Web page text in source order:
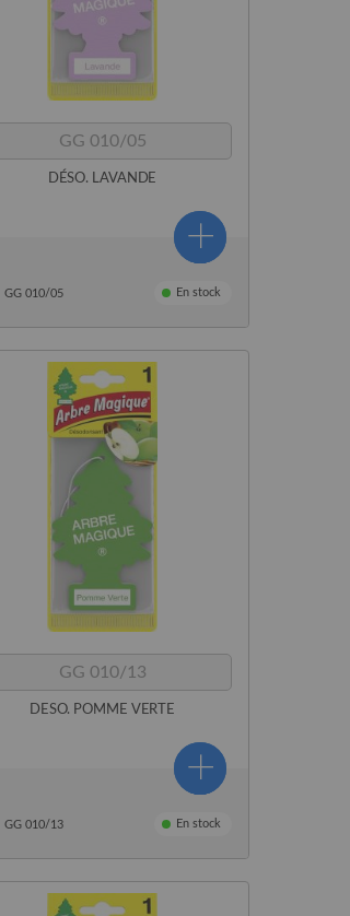
GG 010/05
DÉSO. LAVANDE
GG 010/05 En stock
GG 010/13
DESO. POMME VERTE
GG 010/13 En stock